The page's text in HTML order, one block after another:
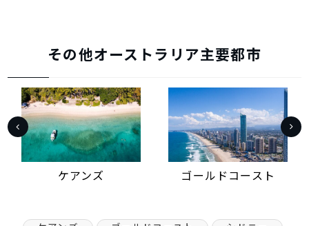
その他オーストラリア主要都市
ケアンズ ゴールドコースト